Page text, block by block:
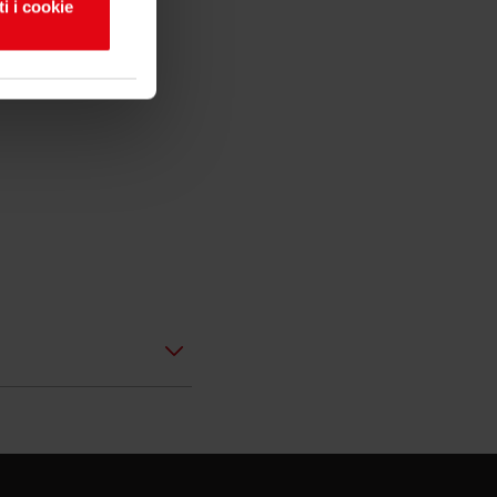
nella
dei
loro o che
i cookie